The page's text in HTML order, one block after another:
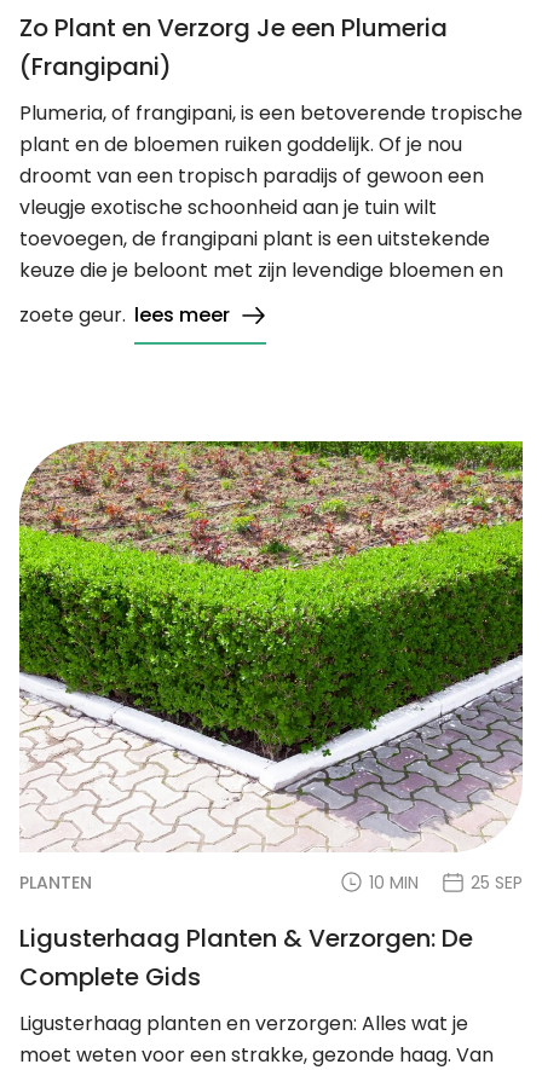
Zo Plant en Verzorg Je een Plumeria
(Frangipani)
Plumeria, of frangipani, is een betoverende tropische
plant en de bloemen ruiken goddelijk. Of je nou
droomt van een tropisch paradijs of gewoon een
vleugje exotische schoonheid aan je tuin wilt
toevoegen, de frangipani plant is een uitstekende
keuze die je beloont met zijn levendige bloemen en
zoete geur. lees meer
PLANTEN 10 MIN 25 SEP
Ligusterhaag Planten & Verzorgen: De
Complete Gids
Ligusterhaag planten en verzorgen: Alles wat je
moet weten voor een strakke, gezonde haag. Van